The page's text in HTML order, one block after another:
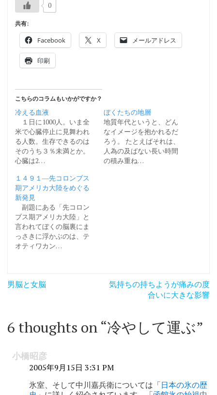
0
共有:
Facebook X メールアドレス
印刷
こちらのコラムもいかがですか？
冷える血液
１日に1000人。いま全
米で心臓停止に見舞われ
る人数。生存できるのは
そのうち３％未満とか。
心臓は2…
ぼくたちの地層
地質年代というと、どん
なイメージを抱かれるだ
ろう。 たとえばそれは、
人為の及ばない長い時間
の積み重ね…
１４９１―先コロンブス
期アメリカ大陸をめぐる
新発見
副題にある「先コロン
ブス期アメリカ大陸」と
言われてぼくの脳裏にま
っさきに浮かぶのは、テ
オティワカン…
投
ビ
ー
男脳と女脳
気持ちの持ちようが痛みの度
合いに大きな影響
6 thoughts on “冷やして運ぶ”
小橋昭彦
2005年9月15日 3:31 PM
氷室、そして中川嘉兵衛については「日本の氷の歴